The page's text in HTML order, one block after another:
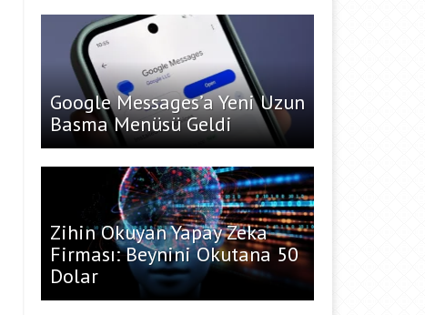
Google Messages’a Yeni Uzun
Basma Menüsü Geldi
Zihin Okuyan Yapay Zeka
Firması: Beynini Okutana 50
Dolar